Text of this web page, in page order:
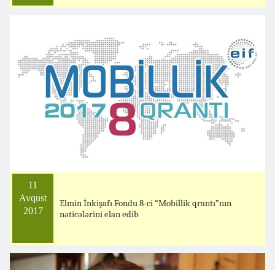
11
Avqust
2017
Elmin İnkişafı Fondu 8-ci “Mobillik qrantı”nın
nəticələrini elan edib